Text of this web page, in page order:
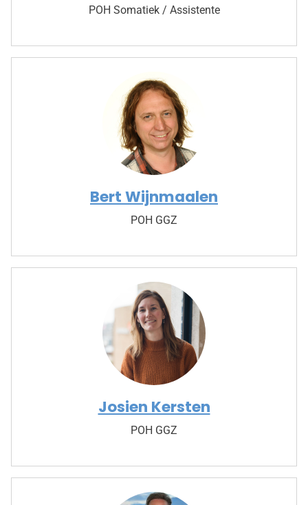
POH Somatiek / Assistente
Bert Wijnmaalen
POH GGZ
Josien Kersten
POH GGZ